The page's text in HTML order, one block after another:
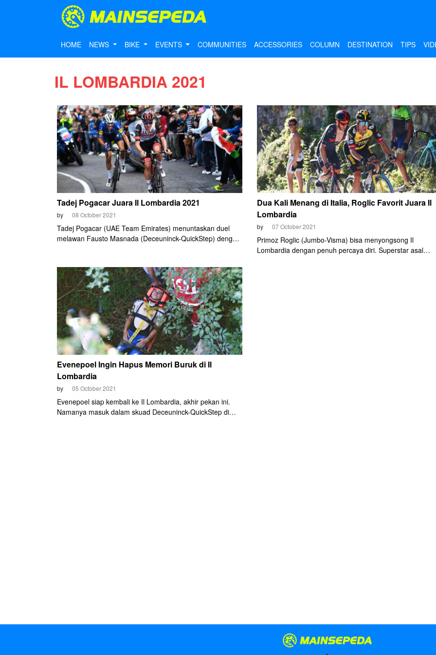
HOME NEWS BIKE EVENTS COMMUNITIES ACCESSORIES COLUMN DESTINATION TIPS
IL LOMBARDIA 2021
Tadej Pogacar Juara Il Lombardia 2021
by 08 October 2021
Tadej Pogacar (UAE Team Emirates) menuntaskan duel
melawan Fausto Masnada (Deceuninck-QuickStep) dengan
Dua Kali Menang di Italia, Roglic Favorit Juara Il
Lombardia
by 07 October 2021
Primoz Roglic (Jumbo-Visma) bisa menyongsong Il
Lombardia dengan penuh percaya diri. Superstar asal
Evenepoel Ingin Hapus Memori Buruk di Il
Lombardia
by 05 October 2021
Evenepoel siap kembali ke Il Lombardia, akhir pekan ini.
Namanya masuk dalam skuad Deceuninck-QuickStep di